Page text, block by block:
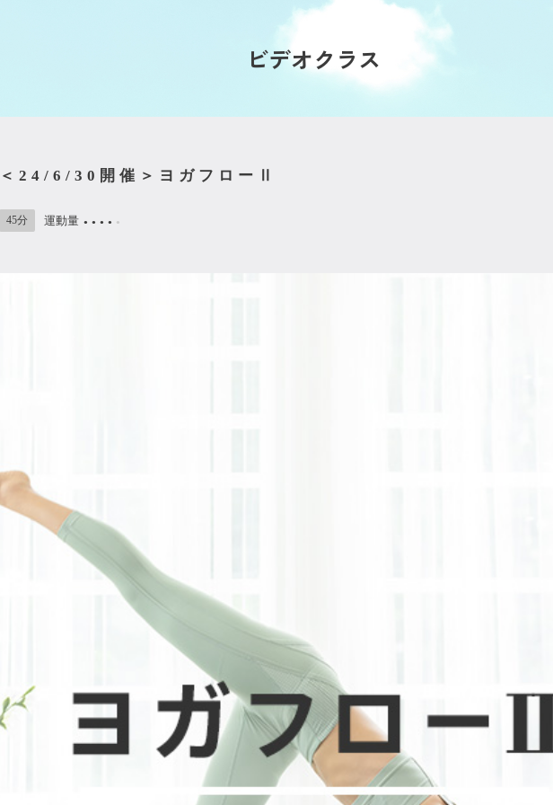
ビデオクラス
＜24/6/30開催＞ヨガフローⅡ
45分 運動量 ● ● ● ● ●